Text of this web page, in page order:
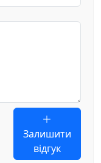
Залишити
відгук